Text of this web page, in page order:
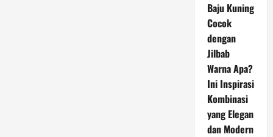
Baju Kuning
Cocok
dengan
Jilbab
Warna Apa?
Ini Inspirasi
Kombinasi
yang Elegan
dan Modern